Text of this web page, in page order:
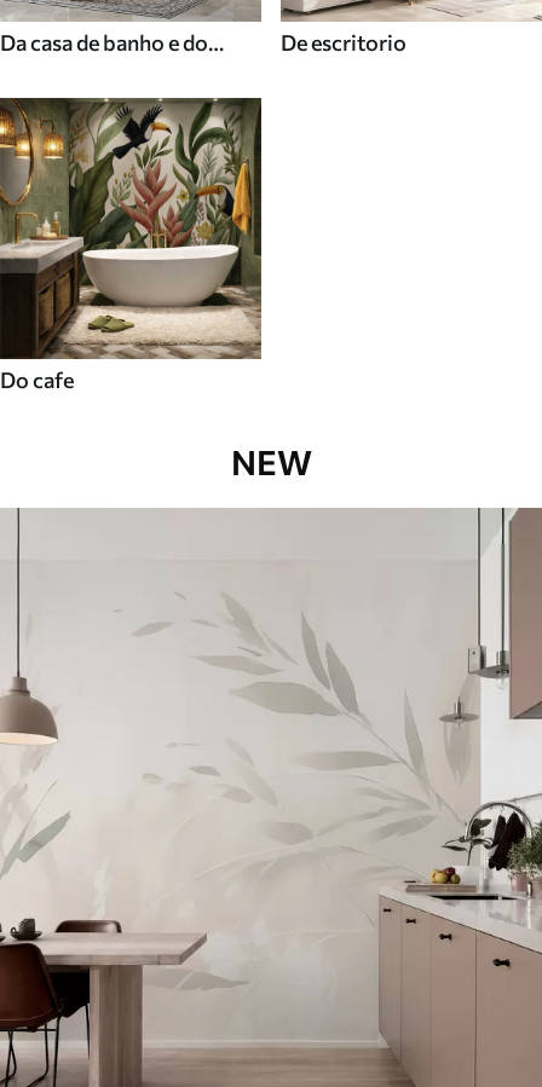
Da casa de banho e do
De escritorio
Do cafe
NEW